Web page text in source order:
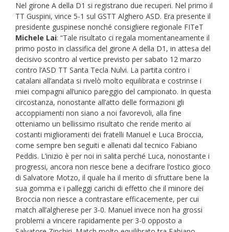
Nel girone A della D1 si registrano due recuperi. Nel primo il
TT Guspini, vince 5-1 sul GSTT Alghero ASD. Era presente il
presidente guspinese nonché consigliere regionale FITeT
Michele Lai: “Tale risultato ci regala momentaneamente il
primo posto in classifica del girone A della D1, in attesa del
decisivo scontro al vertice previsto per sabato 12 marzo
contro l’ASD TT Santa Tecla Nulvi. La partita contro i
catalani all’andata si rivelò molto equilibrata e costrinse i
miei compagni all’unico pareggio del campionato. In questa
circostanza, nonostante all’atto delle formazioni gli
accoppiamenti non siano a noi favorevoli, alla fine
otteniamo un bellissimo risultato che rende merito ai
costanti miglioramenti dei fratelli Manuel e Luca Broccia,
come sempre ben seguiti e allenati dal tecnico Fabiano
Peddis. L’inizio è per noi in salita perché Luca, nonostante i
progressi, ancora non riesce bene a decifrare l’ostico gioco
di Salvatore Motzo, il quale ha il merito di sfruttare bene la
sua gomma e i palleggi carichi di effetto che il minore dei
Broccia non riesce a contrastare efficacemente, per cui
match all’algherese per 3-0. Manuel invece non ha grossi
problemi a vincere rapidamente per 3-0 opposto a